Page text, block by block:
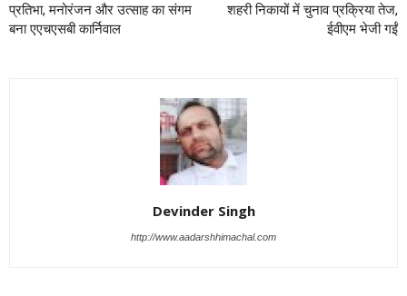
प्रतिभा, मनोरंजन और उत्साह का संगम
बना एएचएसबी कार्निवाल
शहरी निकायों में चुनाव प्रक्रिया तेज,
ईवीएम भेजी गईं
Devinder Singh
http://www.aadarshhimachal.com